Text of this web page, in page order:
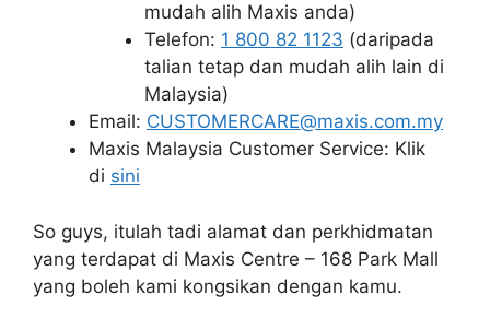
mudah alih Maxis anda)
Telefon: 1 800 82 1123 (daripada
talian tetap dan mudah alih lain di
Malaysia)
Email: CUSTOMERCARE@maxis.com.my
Maxis Malaysia Customer Service: Klik
di sini
So guys, itulah tadi alamat dan perkhidmatan
yang terdapat di Maxis Centre – 168 Park Mall
yang boleh kami kongsikan dengan kamu.